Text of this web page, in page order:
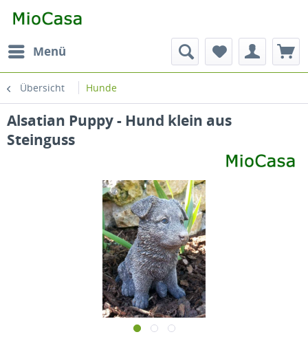
Menü
Übersicht Hunde
Alsatian Puppy - Hund klein aus
Steinguss